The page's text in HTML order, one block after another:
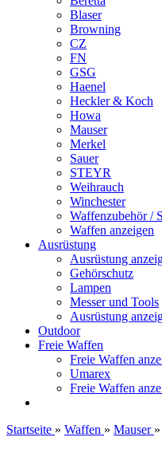
Blaser
Browning
CZ
FN
GSG
Haenel
Heckler & Koch
Howa
Mauser
Merkel
Sauer
STEYR
Weihrauch
Winchester
Waffenzubehör /
Waffen anzeigen
Ausrüstung
Ausrüstung
Gehörschutz
Lampen
Messer und Tools
Ausrüstung
Outdoor
Freie Waffen
Freie Waffen
Umarex
Freie Waffen
Startseite » Waffen » Mauser »